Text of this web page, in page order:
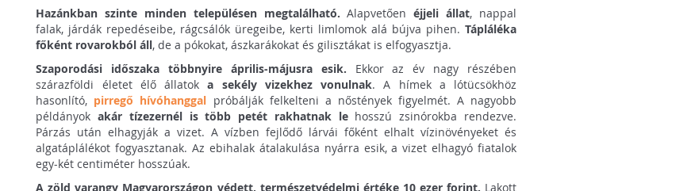
Hazánkban szinte minden településen megtalálható. Alapvetőenéjjeli állat, nappal
falak, járdák repedéseibe, rágcsálók üregeibe, kerti limlomok alá bújva pihen. Tápláléka
főként rovarokból áll, de a pókokat, ászkarákokat és gilisztákat is elfogyasztja.
Szaporodási időszaka többnyire április-májusra esik. Ekkor az év nagy részében
szárazföldi életet élő állatok a sekély vizekhez vonulnak. A hímek a lótücsökhöz
hasonlító, pirregő hívóhanggal próbálják felkelteni a nőstények figyelmét. A nagyobb
példányokakár tízezernél is több petét rakhatnak lehosszú zsinórokba rendezve.
Párzás után elhagyják a vizet. A vízben fejlődő lárvái főként elhalt vízinövényeket és
algatáplálékot fogyasztanak. Az ebihalak átalakulása nyárra esik, a vizet elhagyó fiatalok
egy-két centiméter hosszúak.
A zöld varangy Magyarországon védett, természetvédelmi értéke 10 ezer forint. Lakott